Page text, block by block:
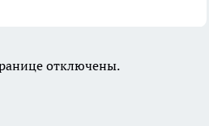
отключены.